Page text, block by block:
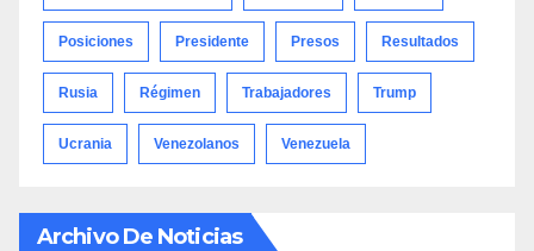
Posiciones Presidente Presos Resultados
Rusia Régimen Trabajadores Trump
Ucrania Venezolanos Venezuela
Archivo De Noticias